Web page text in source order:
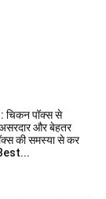
चिकन पॉक्स से
और बेहतर
की समस्या से कर